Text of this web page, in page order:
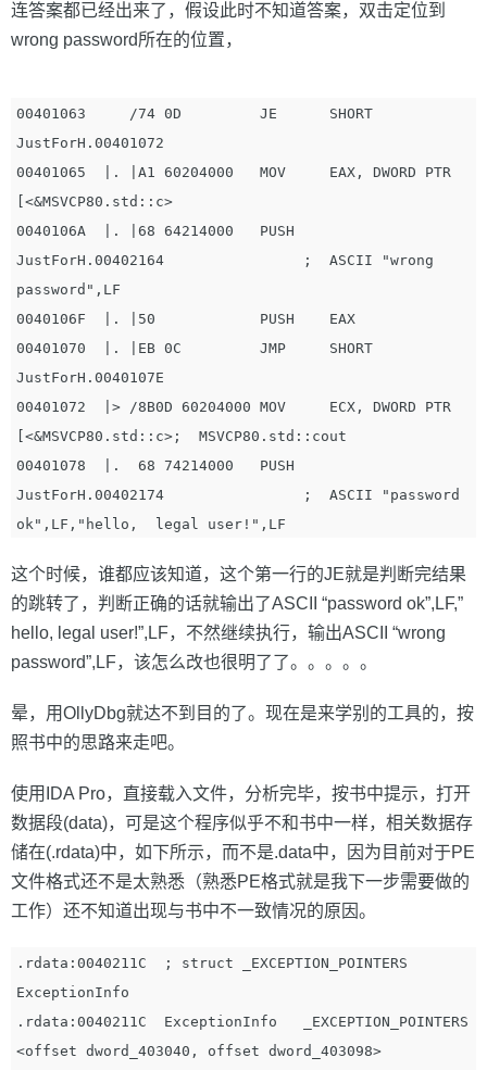
连答案都已经出来了，假设此时不知道答案，双击定位到
wrong password所在的位置，
00401063     /74 0D         JE      SHORT
JustForH.00401072
00401065  |. |A1 60204000   MOV     EAX, DWORD PTR
[<&MSVCP80.std::c>
0040106A  |. |68 64214000   PUSH
JustForH.00402164                ;  ASCII "wrong
password",LF
0040106F  |. |50            PUSH    EAX
00401070  |. |EB 0C         JMP     SHORT
JustForH.0040107E
00401072  |> /8B0D 60204000 MOV     ECX, DWORD PTR
[<&MSVCP80.std::c>;  MSVCP80.std::cout
00401078  |.  68 74214000   PUSH
JustForH.00402174                ;  ASCII "password
这个时候，谁都应该知道，这个第一行的JE就是判断完结果
的跳转了，判断正确的话就输出了ASCII “password ok”,LF,”
hello, legal user!”,LF，不然继续执行，输出ASCII “wrong
password”,LF，该怎么改也很明了了。。。。。
晕，用OllyDbg就达不到目的了。现在是来学别的工具的，按
照书中的思路来走吧。
使用IDA Pro，直接载入文件，分析完毕，按书中提示，打开
数据段(data)，可是这个程序似乎不和书中一样，相关数据存
储在(.rdata)中，如下所示，而不是.data中，因为目前对于PE
文件格式还不是太熟悉（熟悉PE格式就是我下一步需要做的
工作）还不知道出现与书中不一致情况的原因。
.rdata:0040211C  ; struct _EXCEPTION_POINTERS
ExceptionInfo
.rdata:0040211C  ExceptionInfo   _EXCEPTION_POINTERS
<offset dword_403040, offset dword_403098>